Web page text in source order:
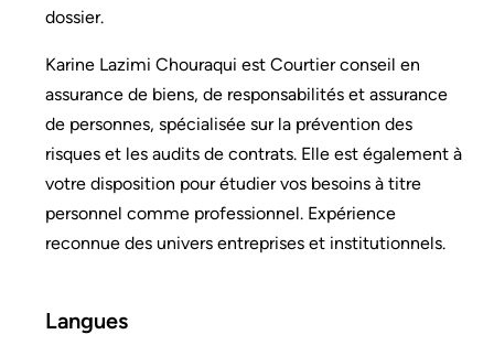
dossier.
Karine Lazimi Chouraqui est Courtier conseil en
assurance de biens, de responsabilités et assurance
de personnes, spécialisée sur la prévention des
risques et les audits de contrats. Elle est également à
votre disposition pour étudier vos besoins à titre
personnel comme professionnel. Expérience
reconnue des univers entreprises et institutionnels.
Langues